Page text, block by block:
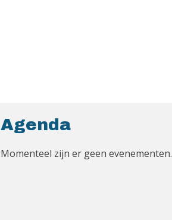
Agenda
Momenteel zijn er geen evenementen.